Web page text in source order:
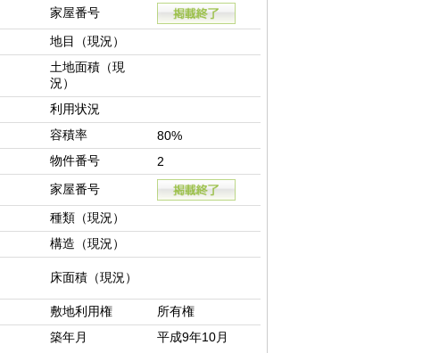
家屋番号
地目（現況）
土地面積（現
況）
利用状況
容積率
80%
物件番号
2
家屋番号
種類（現況）
構造（現況）
床面積（現況）
敷地利用権
所有権
築年月 平成9年10月